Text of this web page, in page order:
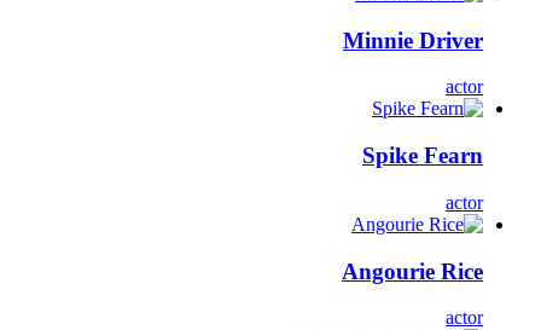
Minnie Driver
actor
Spike Fearn
actor
Angourie Rice
actor